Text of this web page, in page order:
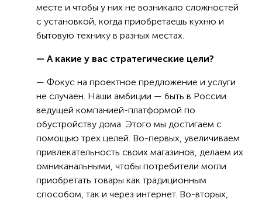
месте и чтобы у них не возникало сложностей
с установкой, когда приобретаешь кухню и
бытовую технику в разных местах.
— А какие у вас стратегические цели?
— Фокус на проектное предложение и услуги
не случаен. Наши амбиции — быть в России
ведущей компанией-платформой по
обустройству дома. Этого мы достигаем с
помощью трех целей. Во-первых, увеличиваем
привлекательность своих магазинов, делаем их
омниканальными, чтобы потребители могли
приобретать товары как традиционным
способом, так и через интернет. Во-вторых,